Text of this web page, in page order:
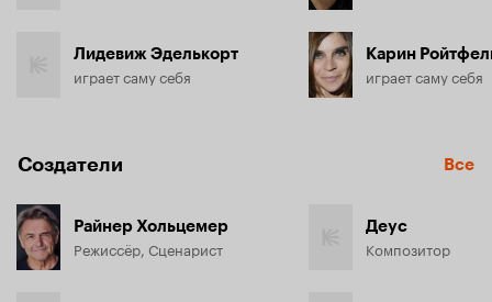
Лидевиж Эделькорт
играет саму себя
Карин
играет саму себя
Создатели Все
Райнер Хольцемер
Режиссёр, Сценарист
Деус
Композитор